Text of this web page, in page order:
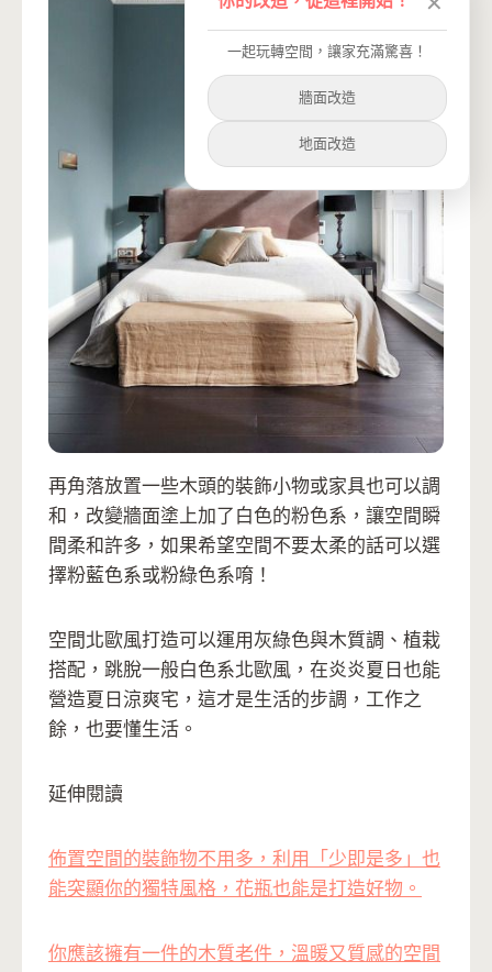
再角落放置一些木頭的裝飾小物或家具也可以調
和，改變牆面塗上加了白色的粉色系，讓空間瞬
間柔和許多，如果希望空間不要太柔的話可以選
擇粉藍色系或粉綠色系唷！
空間北歐風打造可以運用灰綠色與木質調、植栽
搭配，跳脫一般白色系北歐風，在炎炎夏日也能
營造夏日涼爽宅，這才是生活的步調，工作之
餘，也要懂生活。
延伸閱讀
佈置空間的裝飾物不用多，利用「少即是多」也
能突顯你的獨特風格，花瓶也能是打造好物。
你應該擁有一件的木質老件，溫暖又質感的空間
一起玩轉空間，讓家充滿驚喜！
牆面改造
地面改造